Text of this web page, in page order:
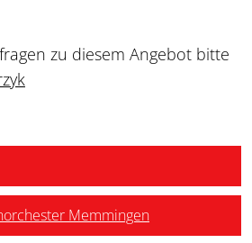
zu diesem Angebot bitte
Memmingen